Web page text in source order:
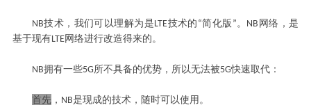
NB技术，我们可以理解为是LTE技术的 “简化版 ”。 NB 网络，是
基于现有LTE网络进行改造得来的。
NB拥有一些5G所不具备的优势，所以无法被5G快速取代：
首先， NB是现成的技术，随时可以使用。